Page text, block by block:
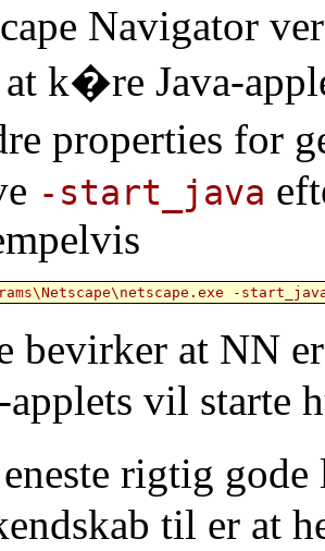
Navigator
at k�re Java-
properties for
-start_java
bevirker at NN
applets vil starte
rigtig
til er at